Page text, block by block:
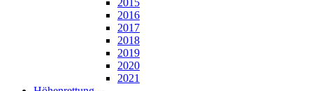
2015
2016
2017
2018
2019
2020
2021